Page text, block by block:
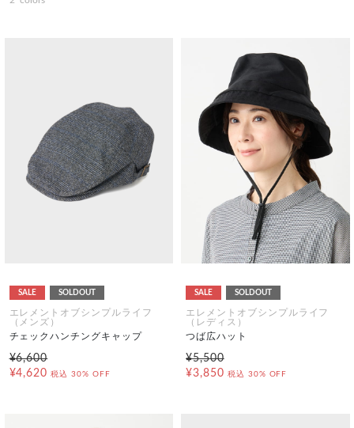
SALE SOLDOUT
エレメントオブシンプルライフ
（メンズ）
チェックハンチングキャップ
¥6,600
¥4,620 税込 30% OFF
SALE SOLDOUT
エレメントオブシンプルライフ
（レディス）
つば広ハット
¥5,500
¥3,850 税込 30% OFF